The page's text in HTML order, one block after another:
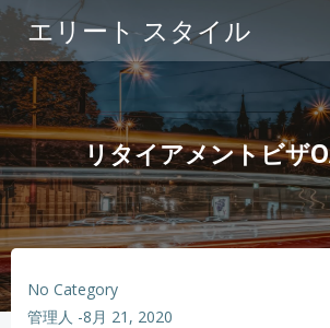
ン
テ
ン
ツ
へ
ス
キ
ッ
プ
エリート スタイル
リタイアメントビザ
No Category
管理人 -8月 21, 2020